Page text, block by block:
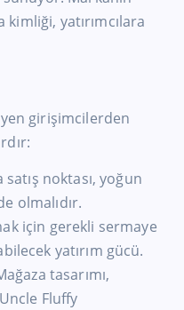
yatırımcılara
girişimcilerden
noktası, yoğun
olmalıdır.
için gerekli sermaye
yatırım gücü.
tasarımı,
Fluffy